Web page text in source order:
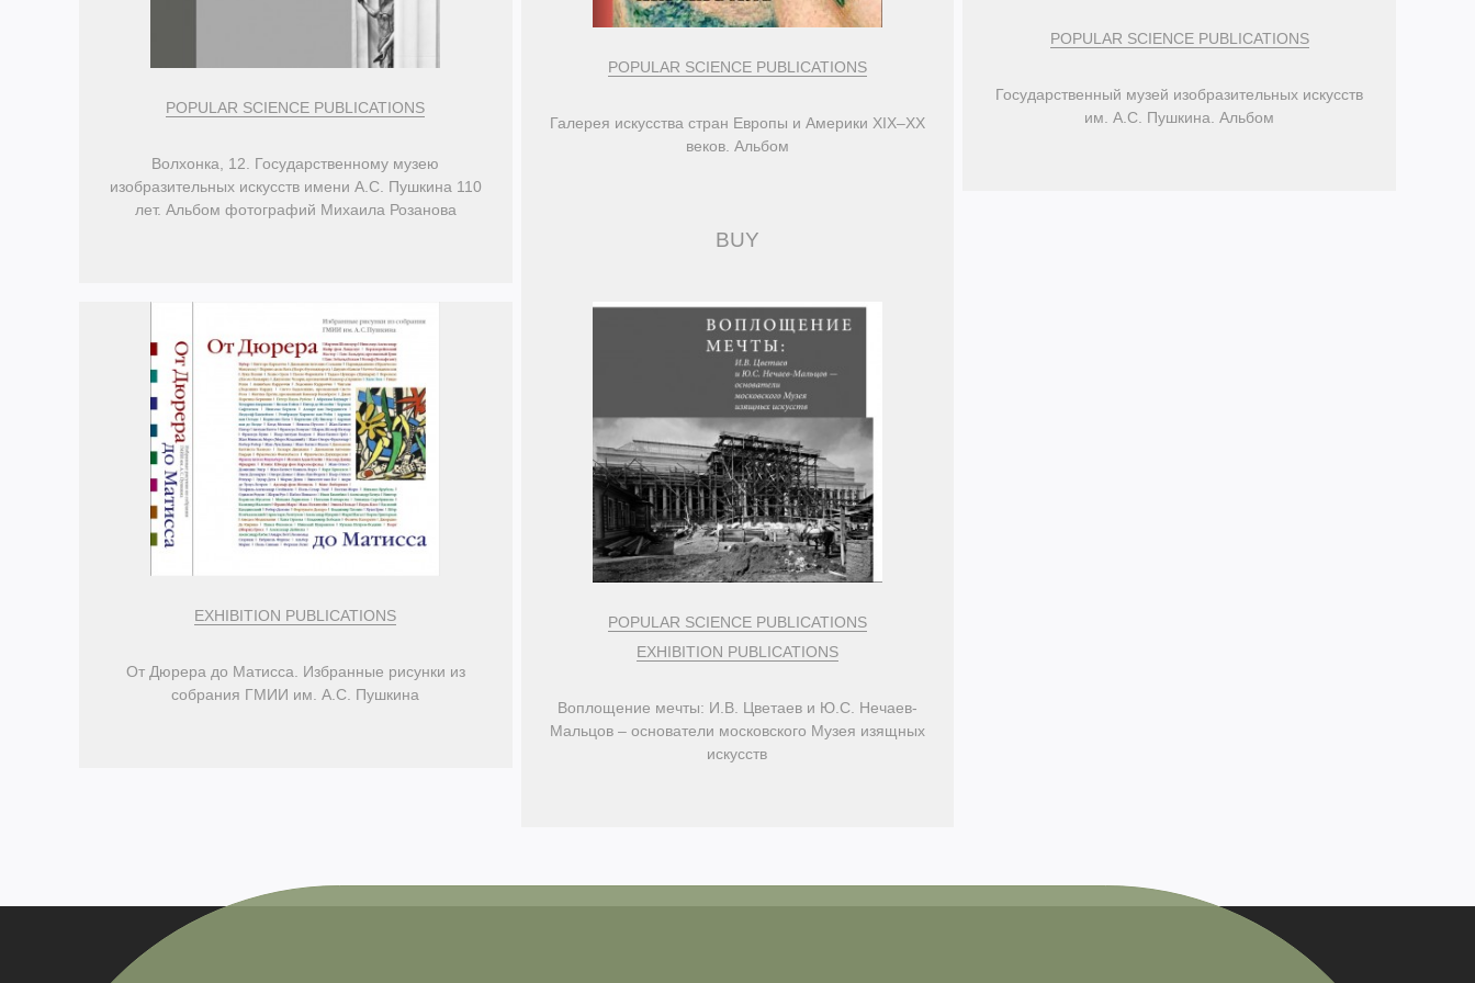
POPULAR SCIENCE PUBLICATIONS
Волхонка, 12. Государственному музею
изобразительных искусств имени А.С. Пушкина 110
лет. Альбом фотографий Михаила Розанова
POPULAR SCIENCE PUBLICATIONS
Галерея искусства стран Европы и Америки XIX–XX
веков. Альбом
BUY
POPULAR SCIENCE PUBLICATIONS
Государственный музей изобразительных искусств
им. А.С. Пушкина. Альбом
EXHIBITION PUBLICATIONS
От Дюрера до Матисса. Избранные рисунки из
собрания ГМИИ им. А.С. Пушкина
POPULAR SCIENCE PUBLICATIONS
EXHIBITION PUBLICATIONS
Воплощение мечты: И.В. Цветаев и Ю.С. Нечаев-
Мальцов – основатели московского Музея изящных
искусств